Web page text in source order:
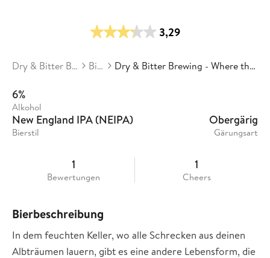
3,29
Dry & Bitter Brewing Biere Dry & Bitter Brewing - Where the Slime Lives
6%
Alkohol
New England IPA (NEIPA)
Bierstil
Obergärig
Gärungsart
1
Bewertungen
1
Cheers
Bierbeschreibung
In dem feuchten Keller, wo alle Schrecken aus deinen
Albträumen lauern, gibt es eine andere Lebensform, die